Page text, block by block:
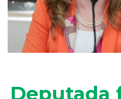
Deputada